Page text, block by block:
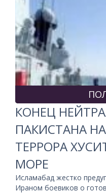
КОНЕЦ
ПАКИСТАНА
ТЕРРОРА
МОРЕ
Исламабад жестко
Ираном боевиков о